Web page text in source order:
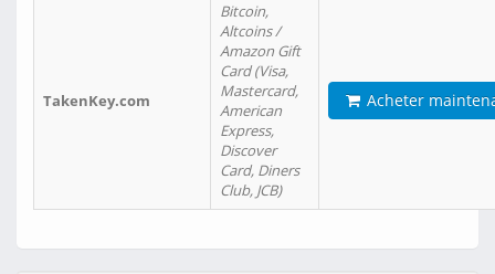
TakenKey.com
Bitcoin,
Altcoins /
Amazon Gift
Card (Visa,
Mastercard,
American
Express,
Discover
Card, Diners
Club, JCB)
Acheter